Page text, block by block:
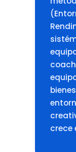
crece